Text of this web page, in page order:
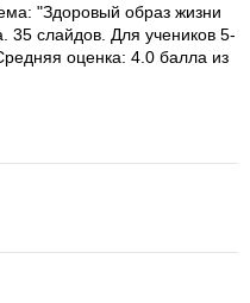
"Здоровый образ жизни
35 слайдов. Для учеников 5-
оценка: 4.0 балла из